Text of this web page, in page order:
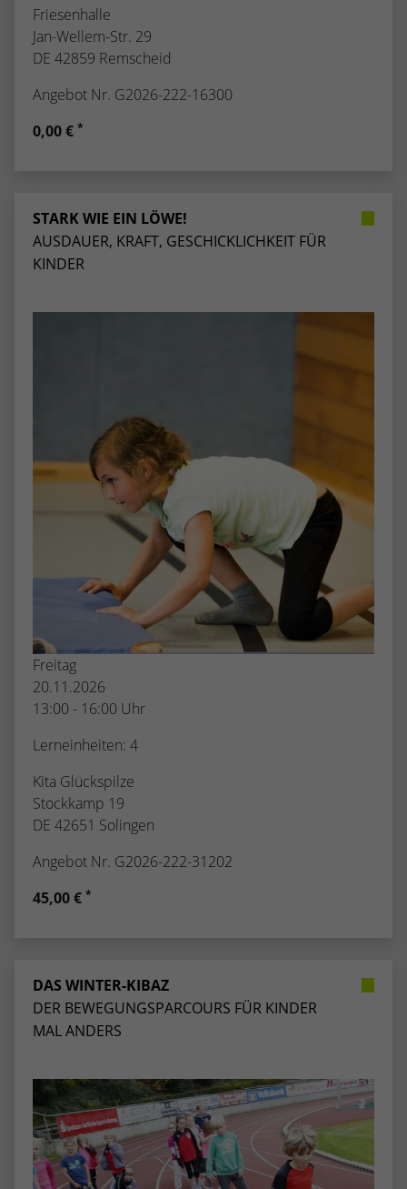
Friesenhalle
Jan-Wellem-Str. 29
DE 42859 Remscheid
Angebot Nr. G2026-222-16300
0,00 € *
STARK WIE EIN LÖWE!
AUSDAUER, KRAFT, GESCHICKLICHKEIT FÜR
KINDER
Freitag
20.11.2026
13:00 - 16:00 Uhr
Lerneinheiten: 4
Kita Glückspilze
Stockkamp 19
DE 42651 Solingen
Angebot Nr. G2026-222-31202
45,00 € *
DAS WINTER-KIBAZ
DER BEWEGUNGSPARCOURS FÜR KINDER
MAL ANDERS